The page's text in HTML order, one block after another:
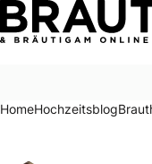
HomeHochzeitsblog